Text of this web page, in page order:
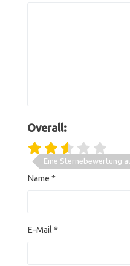
Overall:
Eine Sternebewertung
Name *
E-Mail*